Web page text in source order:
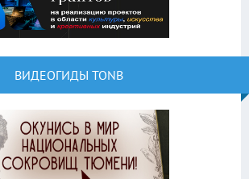
ВИДЕОГИДЫ TONB